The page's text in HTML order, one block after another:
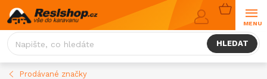
Přejít
na
obsah
HLEDAT
NÁKUPNÍ
KOŠÍK
Prodávané značky